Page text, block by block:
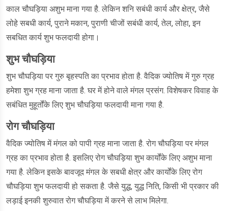
काल चौघड़िया अशुभ माना गया है. लेकिन शनि सबंधी कार्य और क्षेत्र, जैसे
लोहे सबधी कार्य, पुराने मकान, पुराणी चीजों सबंधी कार्य, तेल, लोहा, इन
सबधित कार्य शुभ फलदायी होगा।
शुभ चौघड़िया
शुभ चौघड़िया पर गुरु बृहस्पति का प्रभाव होता है. वैदिक ज्योतिष में गुरु ग्रह
हमेशा शुभ ग्रह माना जाता है. घर में होने वाले मंगल प्रसंग. विशेषकर विवाह के
सबंधित मुहूर्तोंके लिए शुभ चौघड़िया फलदायी माना गया है.
रोग चौघड़िया
वैदिक ज्योतिष में मंगल को पापी ग्रह माना जाता है. रोग चौघड़िया पर मंगल
ग्रह का प्रभाव होता है. इसलिए रोग चौघड़िया शुभ कार्योंके लिए अशुभ माना
गया है. लेकिन इसके बावजूद मंगल के सबधी क्षेत्र और कार्योंके लिए रोग
चौघड़िया शुभ फलदायी हो सकता है. जैसे युद्ध, युद्ध निति, किसी भी प्रकार की
लड़ाई इनकी शुरुवात रोग चौघड़िया में करने से लाभ मिलेगा.